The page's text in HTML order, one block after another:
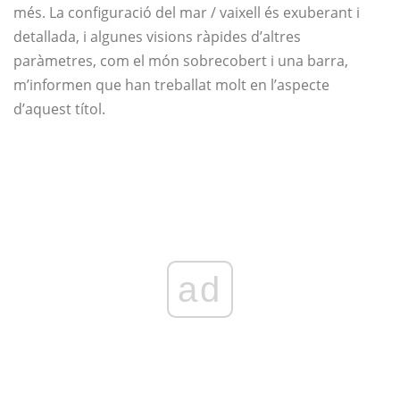
més. La configuració del mar / vaixell és exuberant i
detallada, i algunes visions ràpides d’altres
paràmetres, com el món sobrecobert i una barra,
m’informen que han treballat molt en l’aspecte
d’aquest títol.
ad